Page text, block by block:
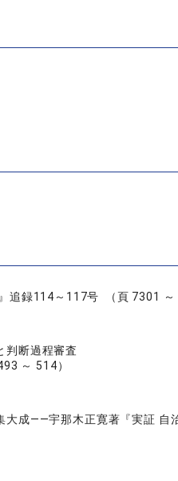
追録114～117号 （頁 7301
判断過程審査
～ 514）
大成――宇那木正寛著『実証 自